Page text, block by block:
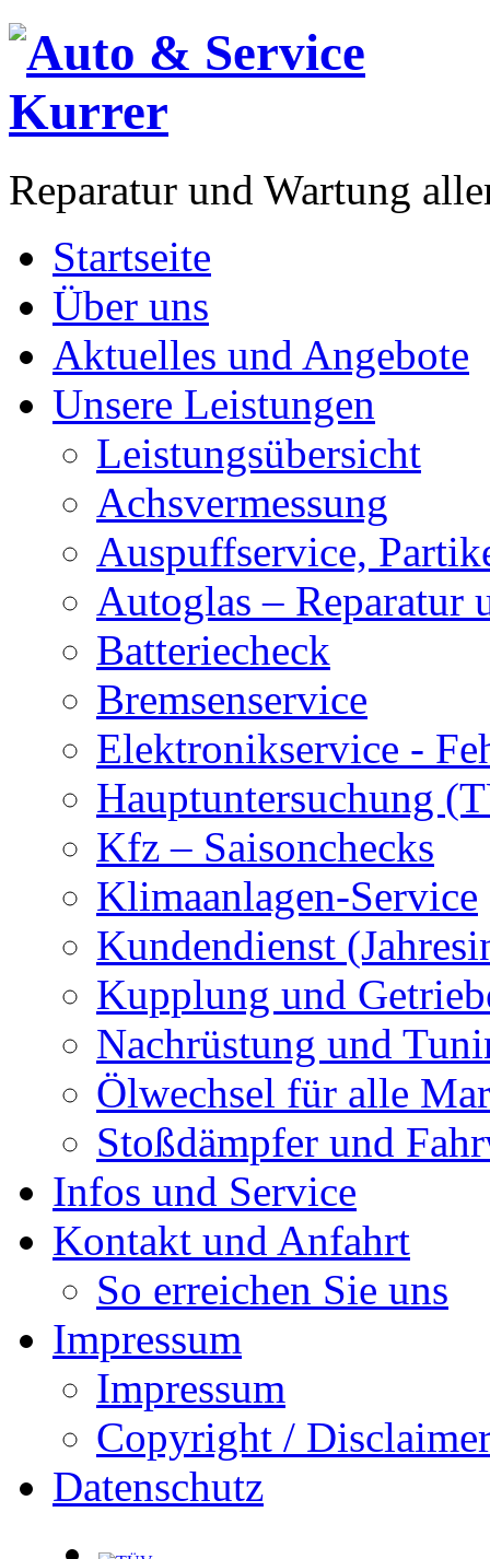
Reparatur und Wartung
Startseite
Über uns
Aktuelles und Angebote
Unsere Leistungen
Leistungsübersicht
Achsvermessung
Auspuffservice,
Autoglas – Reparatur
Batteriecheck
Bremsenservice
Elektronikservice -
Hauptuntersuchung
Kfz – Saisonchecks
Klimaanlagen-Service
Kundendienst
Kupplung und
Nachrüstung und
Ölwechsel für alle
Stoßdämpfer und
Infos und Service
Kontakt und Anfahrt
So erreichen Sie uns
Impressum
Impressum
Copyright /
Datenschutz